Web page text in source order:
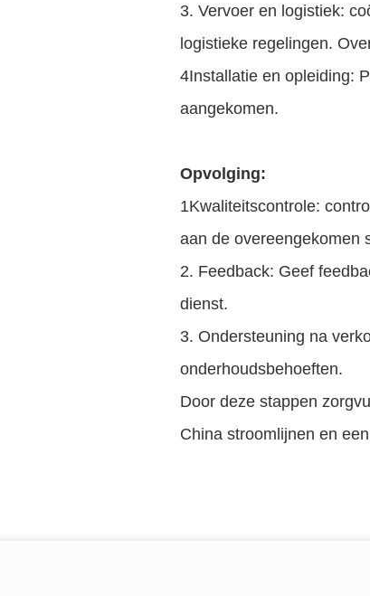
3. Vervoer en logistiek:
logistieke regelingen.
4Installatie en opleiding:
aangekomen.
Opvolging:
1Kwaliteitscontrole:
aan de overeengekomen
2. Feedback: Geef
dienst.
3. Ondersteuning na
onderhoudsbehoeften.
Door deze stappen
China stroomlijnen en